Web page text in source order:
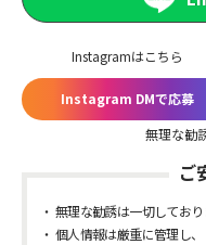
Instagramはこちら
Instagram DMで応募
無理な勧
ご
無理な勧誘は一切してお
個人情報は厳重に管理し